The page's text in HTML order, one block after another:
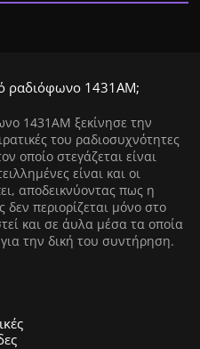
ραδιόφωνο 1431ΑΜ;
1431AM ξεκίνησε την
του ραδιοσυχνότητες
οποίο στεγάζεται είναι
είναι και οι
αποδεικνύοντας πως η
περιορίζεται μόνο στο
και σε άυλα μέσα τα οποία
την δική του συντήρηση.